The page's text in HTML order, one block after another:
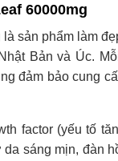
60000mg
sản phẩm làm
Bản và Úc.
bảo cung
factor (yếu tố
sáng mịn, đàn